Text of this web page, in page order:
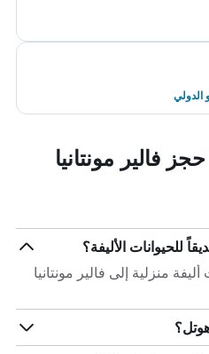
الدولي
فالير مونتانيا
للحيوانات الأليفة؟
منزلية إلى فالير مونتانيا